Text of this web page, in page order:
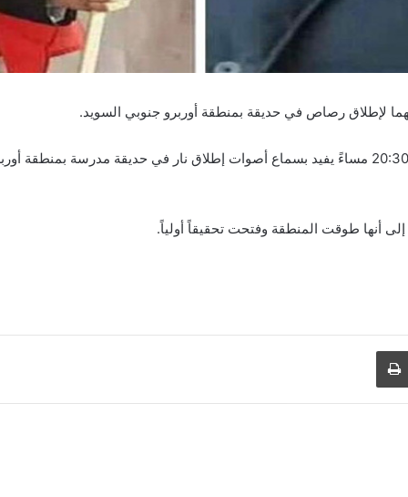
لإطلاق رصاص في حديقة بمنطقة أوربرو جنوبي السويد.
وقال موقع “الكومبس”، إن الشرطة تلقّت بلاغاً عند الساعة 20:30 مساءً يفيد بسماع أصوات إطلاق
أنها طوقت المنطقة وفتحت تحقيقاً أولياً.